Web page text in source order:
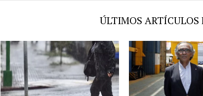
ÚLTIMOS ARTÍCULOS